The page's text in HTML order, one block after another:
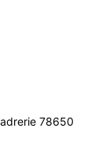
78650